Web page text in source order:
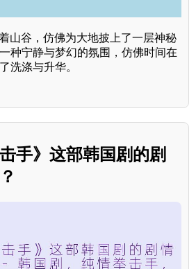
山谷，仿佛为大地披上了一层神秘
种宁静与梦幻的氛围，仿佛时间在
洗涤与升华。
手》这部韩国剧的剧